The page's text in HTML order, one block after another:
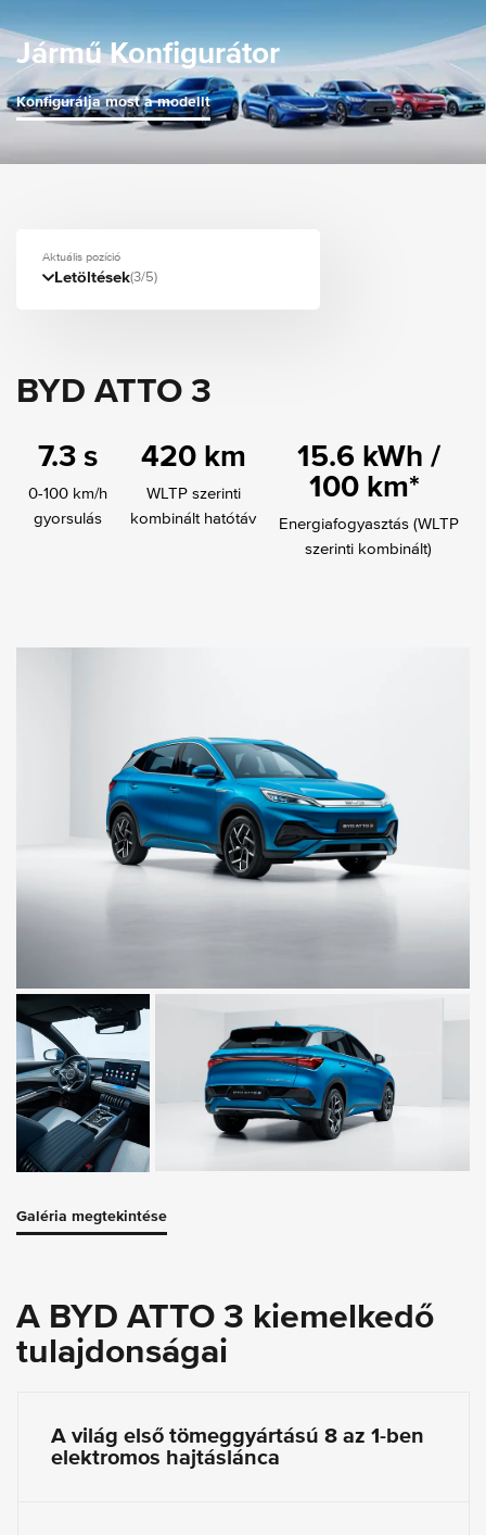
Jármű Konfigurátor
Konfigurálja most a modellt
Aktuális pozíció
Letöltések(3/5)
BYD ATTO 3
7.3 s
0-100 km/h
gyorsulás
420 km
WLTP szerinti
kombinált hatótáv
15.6 kWh /
100 km*
Energiafogyasztás (WLTP
szerinti kombinált)
Galéria megtekintése
A BYD ATTO 3 kiemelkedő
tulajdonságai
A világ első tömeggyártású 8 az 1-ben
elektromos hajtáslánca